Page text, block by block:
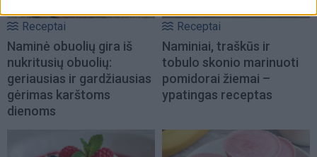
Receptai
Naminė obuolių gira iš
nukritusių obuolių:
geriausias ir gardžiausias
gėrimas karštoms
dienoms
Receptai
Naminiai, traškūs ir
tobulo skonio marinuoti
pomidorai žiemai –
ypatingas receptas